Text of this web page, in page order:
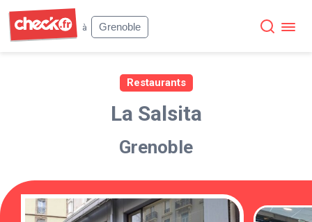
à
Grenoble
Restaurants
La Salsita
Grenoble